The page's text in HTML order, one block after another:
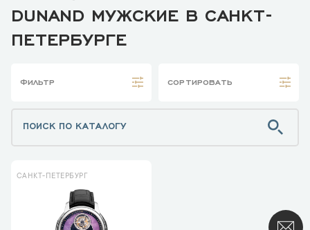
DUNAND МУЖСКИЕ В САНКТ-
ПЕТЕРБУРГЕ
ФИЛЬТР СОРТИРОВАТЬ
САНКТ-ПЕТЕРБУРГ